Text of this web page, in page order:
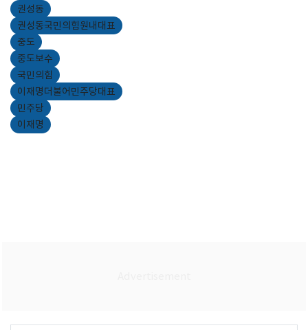
권성동
권성동국민의힘원내대표
중도
중도보수
국민의힘
이재명더불어민주당대표
민주당
이재명